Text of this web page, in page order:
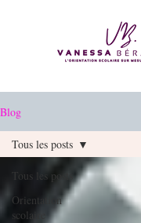
Blog
Tous les posts
Orientation
scolaire
Tous les posts